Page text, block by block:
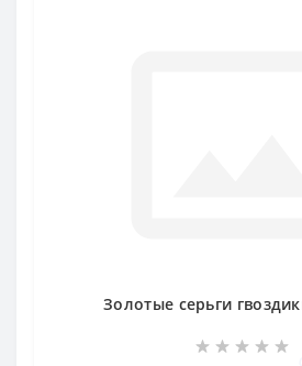
Золотые серьги